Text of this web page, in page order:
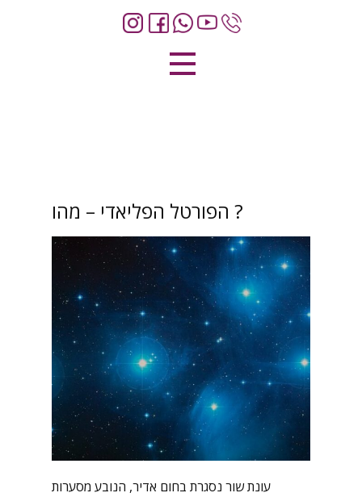
הפורטל הפליאדי – מהו ?
עונת שור נסגרת בחום אדיר, הנובע מסערות